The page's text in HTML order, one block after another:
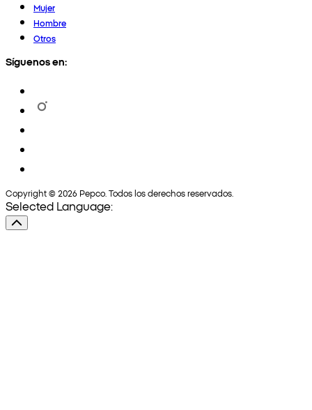
Mujer
Hombre
Otros
Síguenos en:
Copyright © 2026 Pepco. Todos los derechos reservados.
Selected Language: